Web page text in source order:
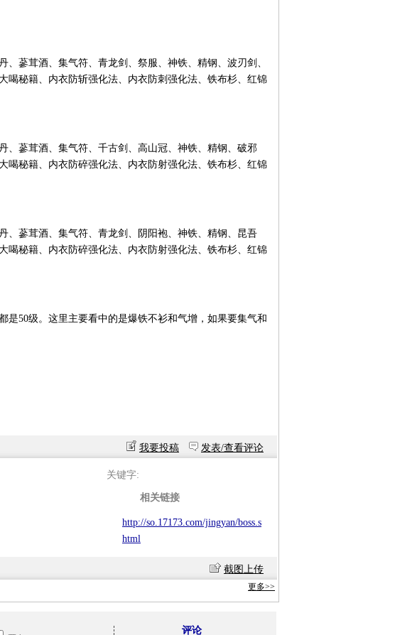
、蔘茸酒、集气符、青龙剑、祭服、神铁、精钢、波刃剑、
喝秘籍、内衣防斩强化法、内衣防刺强化法、铁布杉、红锦
、蔘茸酒、集气符、千古剑、高山冠、神铁、精钢、破邪
喝秘籍、内衣防碎强化法、内衣防射强化法、铁布杉、红锦
、蔘茸酒、集气符、青龙剑、阴阳袍、神铁、精钢、昆吾
喝秘籍、内衣防碎强化法、内衣防射强化法、铁布杉、红锦
是50级。这里主要看中的是爆铁不衫和气增，如果要集气和
我要投稿 发表/查看评论
关键字:
相关链接
http://so.17173.com/jingyan/boss.s
html
截图上传
更多>>
评论